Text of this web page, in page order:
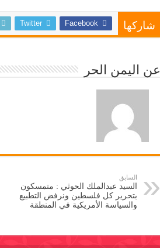
شاركها Facebook
Twitter
عن اليمن الحر
السابق
السيد عبدالملك الحوثي : متمسكون
بتحرير كل فلسطين ونرفض التطبيع
والسياسة الأمريكية في المنطقة